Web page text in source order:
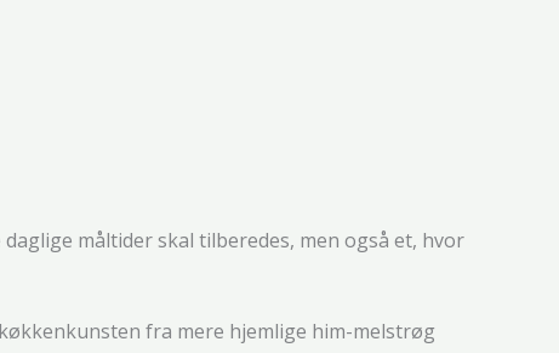
måltider skal tilberedes, men også et, hvor
fra mere hjemlige him-melstrøg